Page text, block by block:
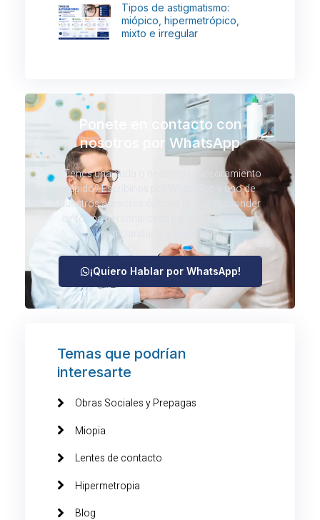
Tipos de astigmatismo:
miópico, hipermetrópico,
mixto e irregular
Ponete en contacto con
nosotros por WhatsApp
¿Tenés una duda o necesitás asesoramiento
rápido? Escribinos por WhatsApp y uno de
nuestros asesores ópticos te va a responder
de forma personalizada para ayudarte a ver
con claridad y tranquilidad.
¡Quiero Hablar por WhatsApp!
Temas que podrían
interesarte
Obras Sociales y Prepagas
Miopia
Lentes de contacto
Hipermetropia
Blog